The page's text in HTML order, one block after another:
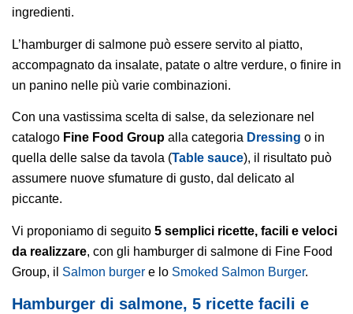
ingredienti.
L’hamburger di salmone può essere servito al piatto,
accompagnato da insalate, patate o altre verdure, o finire in
un panino nelle più varie combinazioni.
Con una vastissima scelta di salse, da selezionare nel
catalogo Fine Food Group alla categoria Dressing o in
quella delle salse da tavola (Table sauce), il risultato può
assumere nuove sfumature di gusto, dal delicato al
piccante.
Vi proponiamo di seguito 5 semplici ricette, facili e veloci
da realizzare, con gli hamburger di salmone di Fine Food
Group, il Salmon burger e lo Smoked Salmon Burger.
Hamburger di salmone, 5 ricette facili e